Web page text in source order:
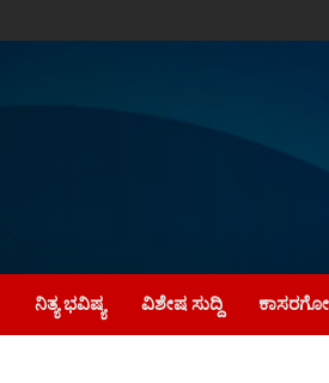
ನಿತ್ಯ ಭವಿಷ್ಯ ವಿಶೇಷ ಸುದ್ದಿ